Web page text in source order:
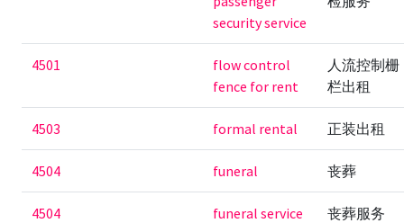
security service
4501
flow control
fence for rent
人流控制栅
栏出租
4503 formal rental 正装出租
4504 funeral 丧葬
4504 funeral service 丧葬服务